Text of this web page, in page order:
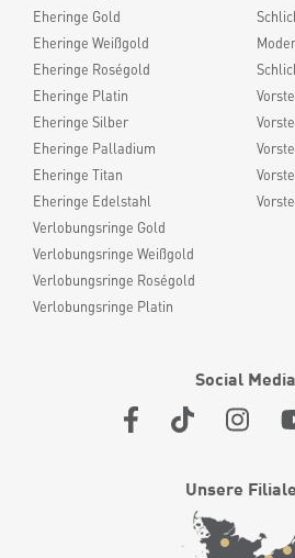
Eheringe Gold
Eheringe Weißgold
Eheringe Roségold
Eheringe Platin
Eheringe Silber
Eheringe Palladium
Eheringe Titan
Eheringe Edelstahl
Verlobungsringe Gold
Verlobungsringe Weißgold
Verlobungsringe Roségold
Verlobungsringe Platin
Social Media
Unsere